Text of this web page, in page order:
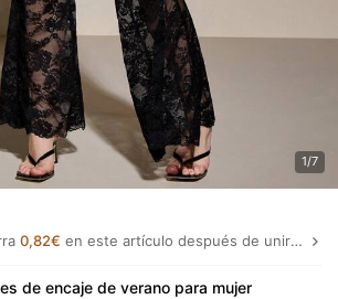
1/7
0,82€ en este artículo después de unirte.
de encaje de verano para mujer